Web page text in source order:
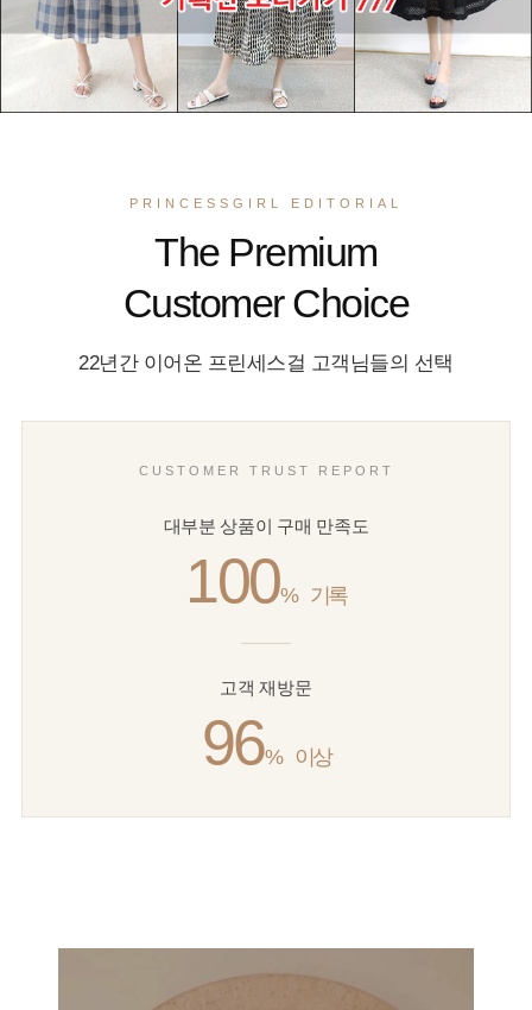
PRINCESSGIRL EDITORIAL
The Premium
Customer Choice
22년간 이어온 프린세스걸 고객님들의 선택
CUSTOMER TRUST REPORT
대부분 상품이 구매 만족도
100% 기록
고객 재방문
96% 이상